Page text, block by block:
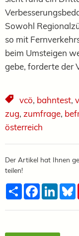
Sowohl
so mit
beim Umsteigen
gebe, forderte der
vcö, bahntest,
zug, zumfrage,
österreich
Der Artikel hat Ihnen
teilen!
TeilenFacebook